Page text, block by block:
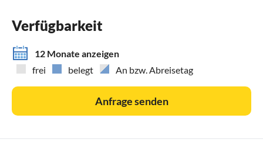
Alle Gäste ab 18 Jahren sind verpflichtet, eine Kurbabgabe
zu zahlen.
Verfügbarkeit
12 Monate anzeigen
frei
belegt An bzw. Abreisetag
Anfrage senden